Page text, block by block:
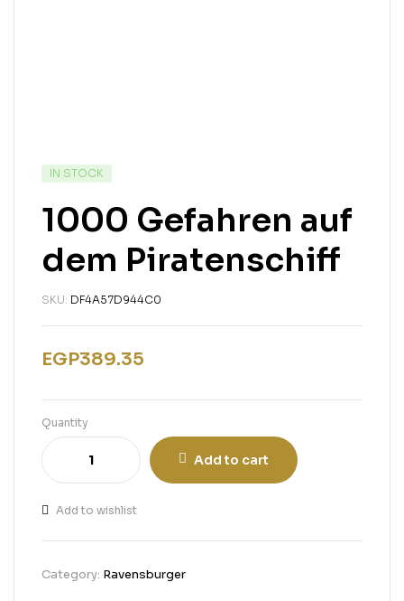
IN STOCK
1000 Gefahren auf
dem Piratenschiff
SKU: DF4A57D944C0
EGP389.35
Quantity
Add to cart
Add to wishlist
Category: Ravensburger